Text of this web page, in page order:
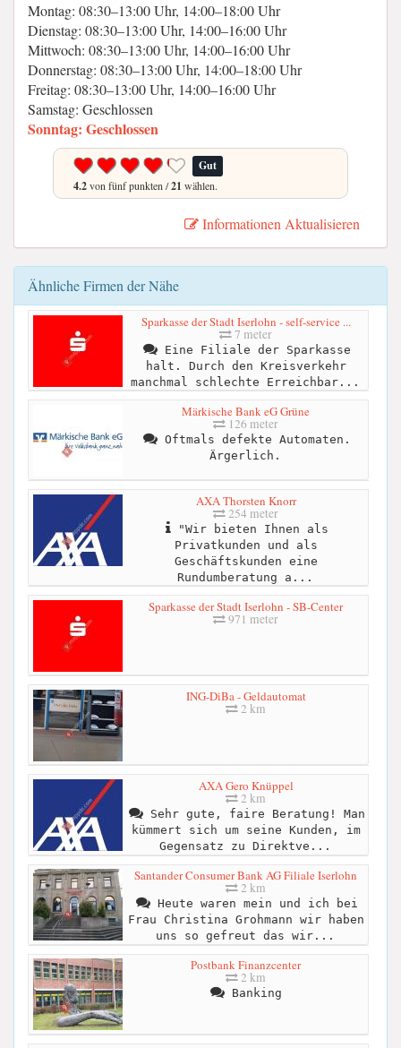
Montag: 08:30–13:00 Uhr, 14:00–18:00 Uhr
Dienstag: 08:30–13:00 Uhr, 14:00–16:00 Uhr
Mittwoch: 08:30–13:00 Uhr, 14:00–16:00 Uhr
Donnerstag: 08:30–13:00 Uhr, 14:00–18:00 Uhr
Freitag: 08:30–13:00 Uhr, 14:00–16:00 Uhr
Samstag: Geschlossen
Sonntag: Geschlossen
Gut
4.2von fünf punkten /21 wählen.
Informationen Aktualisieren
Ähnliche Firmen der Nähe
Sparkasse der Stadt Iserlohn - self-service ...
7 meter
Eine Filiale der Sparkasse
halt. Durch den Kreisverkehr
manchmal schlechte Erreichbar...
Märkische Bank eG Grüne
126 meter
Oftmals defekte Automaten.
Ärgerlich.
AXA Thorsten Knorr
254 meter
"Wir bieten Ihnen als
Privatkunden und als
Geschäftskunden eine
Rundumberatung a...
Sparkasse der Stadt Iserlohn - SB-Center
971 meter
ING-DiBa - Geldautomat
2 km
AXA Gero Knüppel
2 km
Sehr gute, faire Beratung! Man
kümmert sich um seine Kunden, im
Gegensatz zu Direktve...
Santander Consumer Bank AG Filiale Iserlohn
2 km
Heute waren mein und ich bei
Frau Christina Grohmann wir haben
uns so gefreut das wir...
Postbank Finanzcenter
2 km
Banking